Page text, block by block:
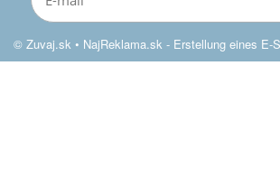
© Zuvaj.sk • NajReklama.sk - Erstellung eines E-